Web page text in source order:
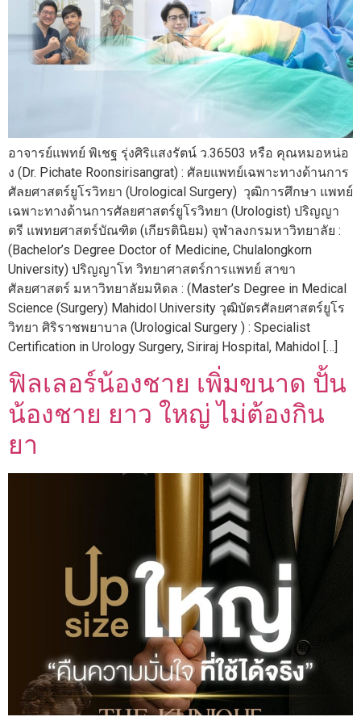
อาจารย์แพทย์ พิเชฐ รุ่งศิริแสงรัตน์ ว.36503 หรือ คุณหมอหน่อ
ง (Dr. Pichate Roonsirisangrat) : ศัลยแพทย์เฉพาะทางด้านการ
ศัลยศาสตร์ยูโรวิทยา (Urological Surgery) วุฒิการศึกษา แพทย์
เฉพาะทางด้านการศัลยศาสตร์ยูโรวิทยา (Urologist) ปริญญา
ตรี แพทยศาสตร์บัณฑิต (เกียรตินิยม) จุฬาลงกรมหาวิทยาลัย :
(Bachelor’s Degree Doctor of Medicine, Chulalongkorn
University) ปริญญาโท วิทยาศาสตร์การแพทย์ สาขา
ศัลยศาสตร์ มหาวิทยาลัยมหิดล : (Master’s Degree in Medical
Science (Surgery) Mahidol University วุฒิบัตรศัลยศาสตร์ยูโร
วิทยา ศิริราชพยาบาล (Urological Surgery ) : Specialist
Certification in Urology Surgery, Siriraj Hospital, Mahidol […]
ฟิลเลอร์น้องชาย เพิ่มขนาด ปั้น
น้องชาย ยาว ใหญ่ ไม่ต้องกิน
ยา